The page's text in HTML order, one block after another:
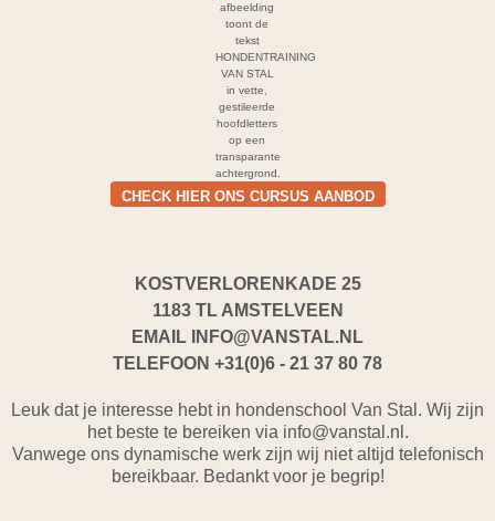
CHECK HIER ONS CURSUS AANBOD
KOSTVERLORENKADE 25
1183 TL AMSTELVEEN
EMAIL
INFO@VANSTAL.NL
TELEFOON +31(0)6 - 21 37 80 78
Leuk dat je interesse hebt in hondenschool Van Stal. Wij zijn
het beste te bereiken via info@vanstal.nl.
Vanwege ons dynamische werk zijn wij niet altijd telefonisch
bereikbaar. Bedankt voor je begrip!